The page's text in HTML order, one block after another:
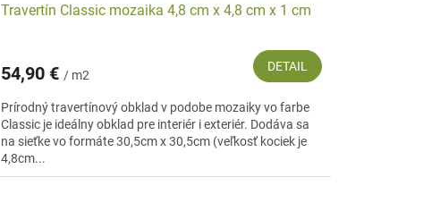
Travertín Classic mozaika 4,8 cm x 4,8 cm x 1 cm
54,90 € / m2
DETAIL
Prírodný travertínový obklad v podobe mozaiky vo farbe
Classic je ideálny obklad pre interiér i exteriér. Dodáva sa
na sieťke vo formáte 30,5cm x 30,5cm (veľkosť kociek je
4,8cm...